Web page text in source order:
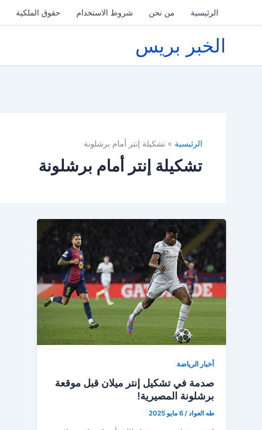
الرئيسية من نحن شروط الاستخدام حقوق الملكية
الخبر بريس
الرئيسية تشكيلة إنتر أمام برشلونة
تشكيلة إنتر أمام برشلونة
أخبار الرياضة
صدمة في تشكيل إنتر ميلان قبل موقعة
برشلونة المصيرية!
طه العواد/6 مايو 2025